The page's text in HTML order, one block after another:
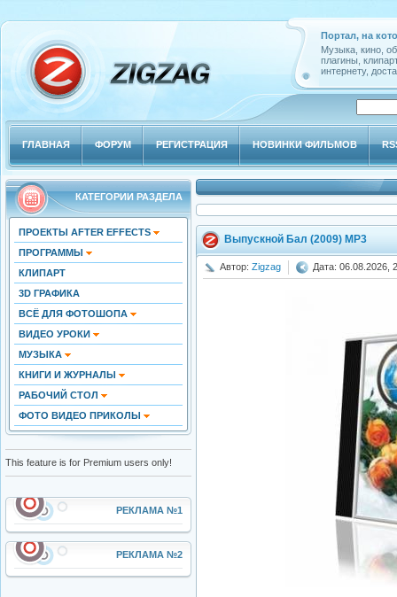
Портал, на
Музыка, кино,
плагины,
интернету,
ГЛАВНАЯ ФОРУМ РЕГИСТРАЦИЯ НОВИНКИ ФИЛЬМОВ
КАТЕГОРИИ РАЗДЕЛА
ПРОЕКТЫ AFTER EFFECTS
ПРОГРАММЫ
КЛИПАРТ
3D ГРАФИКА
ВСЁ ДЛЯ ФОТОШОПА
ВИДЕО УРОКИ
МУЗЫКА
КНИГИ И ЖУРНАЛЫ
РАБОЧИЙ СТОЛ
ФОТО ВИДЕО ПРИКОЛЫ
This feature is for Premium users only!
РЕКЛАМА №1
РЕКЛАМА №2
Выпускной Бал (2009) MP3
Автор: Zigzag Дата: 06.08.2026,